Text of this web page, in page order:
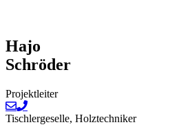
Hajo
Schröder
Projektleiter
Tischlergeselle, Holztechniker